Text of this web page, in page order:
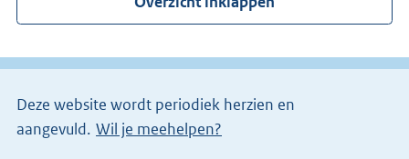
n
l
n
k
Deze website wordt periodiek herzien en
aangevuld. Wil je meehelpen?